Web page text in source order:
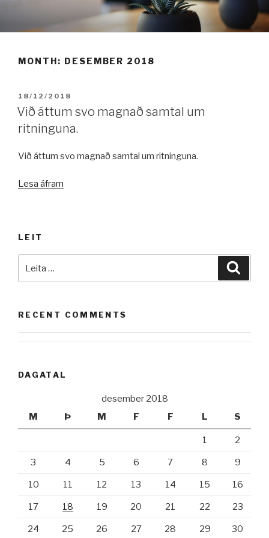
efni
MONTH: DESEMBER 2018
BIRT:
18/12/2018
Við áttum svo magnað samtal um
ritninguna.
Við áttum svo magnað samtal um ritninguna.
Lesa áfram
um
LEIT
að:
RECENT COMMENTS
DAGATAL
desember 2018
M
Þ M F F L S
1 2
3 4 5 6 7 8 9
10 11 12 13 14 15 16
17 18 19 20 21 22 23
24 25 26 27 28 29 30